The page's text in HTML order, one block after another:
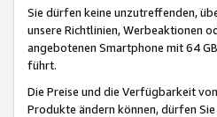
Sie dürfen keine unzutreffenden,
unsere Richtlinien, Werbeaktionen
angebotenen Smartphone mit 64
führt.
Die Preise und die Verfügbarkeit
Produkte ändern können, dürfen